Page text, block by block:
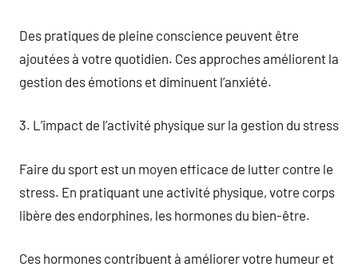
Des pratiques de pleine conscience peuvent être
ajoutées à votre quotidien. Ces approches améliorent la
gestion des émotions et diminuent l’anxiété.
3. L’impact de l’activité physique sur la gestion du stress
Faire du sport est un moyen efficace de lutter contre le
stress. En pratiquant une activité physique, votre corps
libère des endorphines, les hormones du bien-être.
Ces hormones contribuent à améliorer votre humeur et